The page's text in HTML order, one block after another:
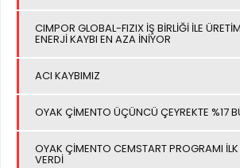
CIMPOR GLOBAL-FIZIX İŞ BİRLİĞİ İLE
ENERJİ KAYBI EN AZA İNİYOR
ACI KAYBIMIZ
OYAK ÇİMENTO ÜÇÜNCÜ ÇEYREKTE %17
OYAK ÇİMENTO CEMSTART PROGRAMI
VERDİ